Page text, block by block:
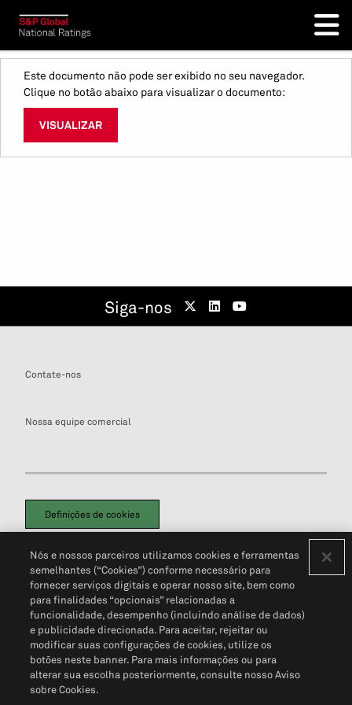
Este documento não pode ser exibido no seu navegador.
Clique no botão abaixo para visualizar o documento:
VISUALIZAR
Siga-nos
Contate-nos
Nossa equipe comercial
Definições de cookies
Política de PrivacidadePortal de privacidade do cliente (em inglês)
Não Venda Minhas Informações Pessoais© 2026 S&P Global
Nós e nossos parceiros utilizamos cookies e ferramentas
semelhantes (“Cookies”) conforme necessário para
fornecer serviços digitais e operar nosso site, bem como
para finalidades “opcionais” relacionadas a
funcionalidade, desempenho (incluindo análise de dados)
e publicidade direcionada. Para aceitar, rejeitar ou
modificar suas configurações de cookies, utilize os
botões neste banner. Para mais informações ou para
alterar sua escolha posteriormente, consulte nosso Aviso
sobre Cookies.